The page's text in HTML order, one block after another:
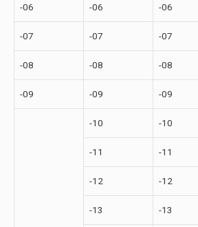
-06 -06 -06
-07 -07 -07
-08 -08 -08
-09 -09 -09
-10 -10
-11 -11
-12 -12
-13 -13